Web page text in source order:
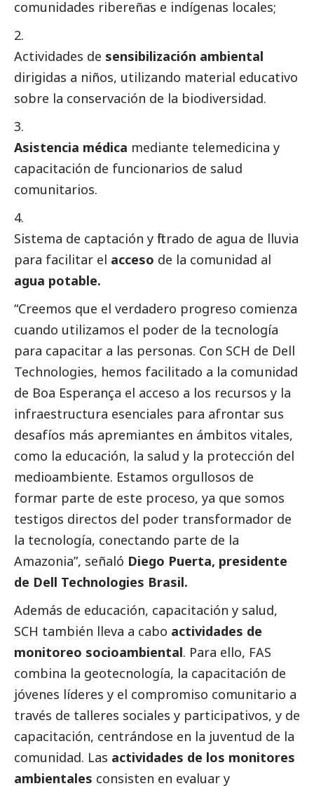
comunidades ribereñas e indígenas locales;
Actividades de sensibilización ambiental
dirigidas a niños, utilizando material educativo
sobre la conservación de la biodiversidad.
Asistencia médica mediante telemedicina y
capacitación de funcionarios de salud
comunitarios.
Sistema de captación y filtrado de agua de lluvia
para facilitar el acceso de la comunidad al
agua potable.
“Creemos que el verdadero progreso comienza
cuando utilizamos el poder de la tecnología
para capacitar a las personas. Con SCH de Dell
Technologies, hemos facilitado a la comunidad
de Boa Esperança el acceso a los recursos y la
infraestructura esenciales para afrontar sus
desafíos más apremiantes en ámbitos vitales,
como la educación, la salud y la protección del
medioambiente. Estamos orgullosos de
formar parte de este proceso, ya que somos
testigos directos del poder transformador de
la tecnología, conectando parte de la
Amazonia”, señaló Diego Puerta, presidente
de Dell Technologies Brasil.
Además de educación, capacitación y salud,
SCH también lleva a cabo actividades de
monitoreo socioambiental. Para ello, FAS
combina la geotecnología, la capacitación de
jóvenes líderes y el compromiso comunitario a
través de talleres sociales y participativos, y de
capacitación, centrándose en la juventud de la
comunidad. Las actividades de los monitores
ambientales consisten en evaluar y